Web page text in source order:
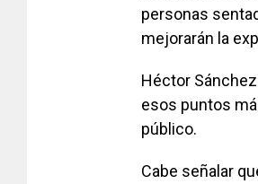
personas
mejorarán la
Héctor
esos puntos
público.
Cabe señalar